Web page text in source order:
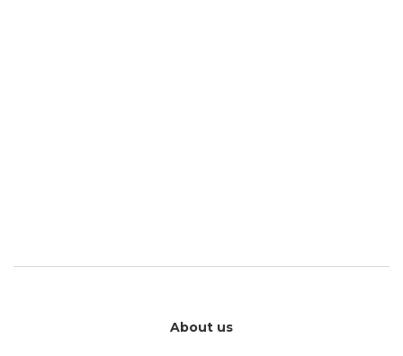
About us